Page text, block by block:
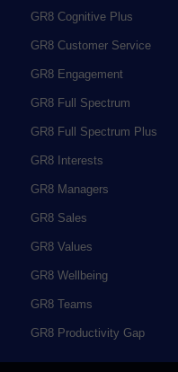
GR8 Cognitive Plus
GR8 Customer Service
GR8 Engagement
GR8 Full Spectrum
GR8 Full Spectrum Plus
GR8 Interests
GR8 Managers
GR8 Sales
GR8 Values
GR8 Wellbeing
GR8 Teams
GR8 Productivity Gap